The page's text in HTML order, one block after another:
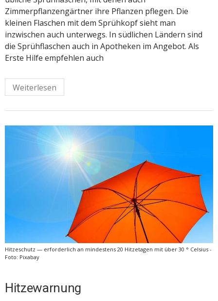
Zimmerpflanzengärtner ihre Pflanzen pflegen. Die
kleinen Flaschen mit dem Sprühkopf sieht man
inzwischen auch unterwegs. In südlichen Ländern sind
die Sprühflaschen auch in Apotheken im Angebot. Als
Erste Hilfe empfehlen auch
Weiterlesen
Hitzeschutz — erforderlich an mindestens 20 Hitzetagen mit über 30 ° Celsius -
Foto: Pixabay
Hitzewarnung